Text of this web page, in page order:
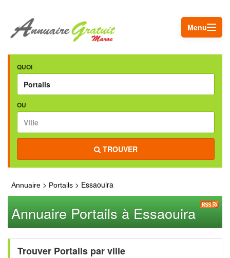
Menu
QUOI
OU
TROUVER
Annuaire > Portails > Essaouira
Annuaire Portails à Essaouira
Trouver Portails par ville